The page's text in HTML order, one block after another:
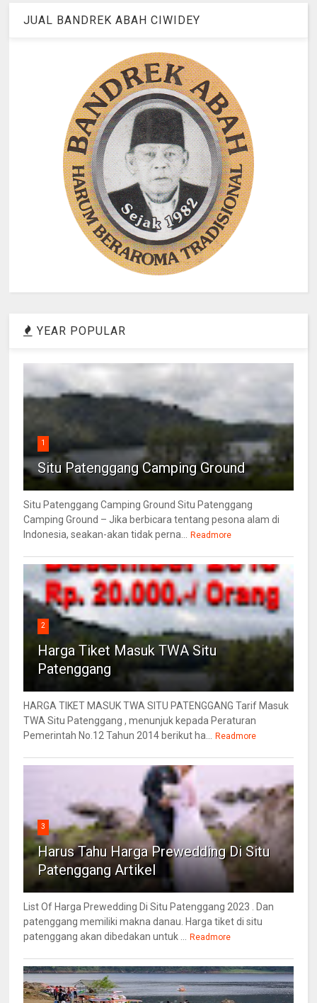
JUAL BANDREK ABAH CIWIDEY
YEAR POPULAR
1
Situ Patenggang Camping Ground
Situ Patenggang Camping Ground Situ Patenggang
Camping Ground – Jika berbicara tentang pesona alam di
Indonesia, seakan-akan tidak perna...
Readmore
2
Harga Tiket Masuk TWA Situ
Patenggang
HARGA TIKET MASUK TWA SITU PATENGGANG Tarif Masuk
TWA Situ Patenggang , menunjuk kepada Peraturan
Pemerintah No.12 Tahun 2014 berikut ha...
Readmore
3
Harus Tahu Harga Prewedding Di Situ
Patenggang Artikel
List Of Harga Prewedding Di Situ Patenggang 2023 . Dan
patenggang memiliki makna danau. Harga tiket di situ
patenggang akan dibedakan untuk ...
Readmore